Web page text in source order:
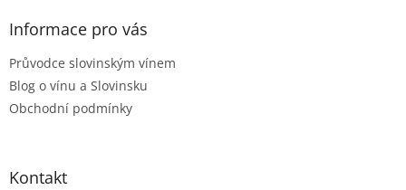
Informace pro vás
Průvodce slovinským vínem
Blog o vínu a Slovinsku
Obchodní podmínky
Kontakt